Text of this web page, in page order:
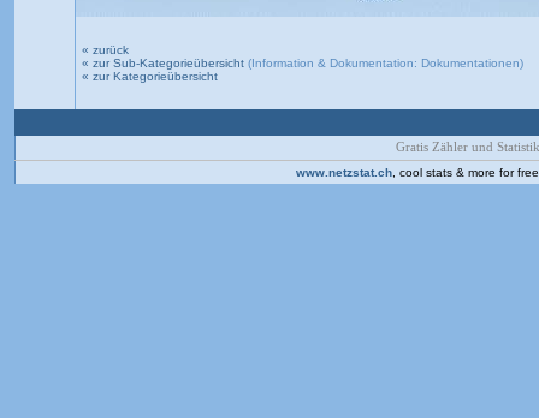
« zurück
« zur Sub-Kategorieübersicht (Information & Dokumentation: Dokumentationen)
« zur Kategorieübersicht
Gratis Zähler und
www.netzstat.ch , cool stats & more for